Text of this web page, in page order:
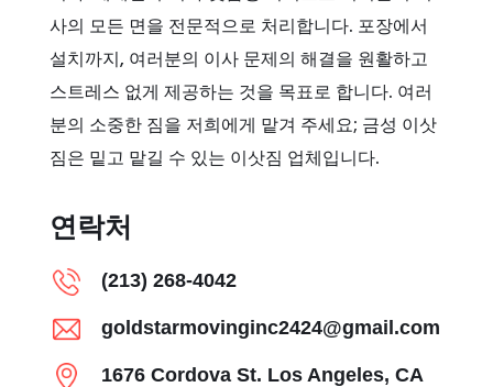
사의 모든 면을 전문적으로 처리합니다. 포장에서
설치까지, 여러분의 이사 문제의 해결을 원활하고
스트레스 없게 제공하는 것을 목표로 합니다. 여러
분의 소중한 짐을 저희에게 맡겨 주세요; 금성 이삿
짐은 밑고 맡길 수 있는 이삿짐 업체입니다.
연락처
(213) 268-4042
goldstarmovinginc2424@gmail.com
1676 Cordova St. Los Angeles, CA